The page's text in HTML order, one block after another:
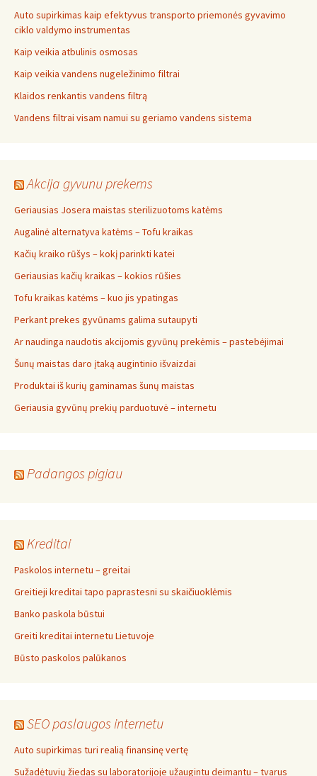
Auto supirkimas kaip efektyvus transporto priemonės gyvavimo
ciklo valdymo instrumentas
Kaip veikia atbulinis osmosas
Kaip veikia vandens nugeležinimo filtrai
Klaidos renkantis vandens filtrą
Vandens filtrai visam namui su geriamo vandens sistema
Akcija gyvunu prekems
Geriausias Josera maistas sterilizuotoms katėms
Augalinė alternatyva katėms – Tofu kraikas
Kačių kraiko rūšys – kokį parinkti katei
Geriausias kačių kraikas – kokios rūšies
Tofu kraikas katėms – kuo jis ypatingas
Perkant prekes gyvūnams galima sutaupyti
Ar naudinga naudotis akcijomis gyvūnų prekėmis – pastebėjimai
Šunų maistas daro įtaką augintinio išvaizdai
Produktai iš kurių gaminamas šunų maistas
Geriausia gyvūnų prekių parduotuvė – internetu
Padangos pigiau
Kreditai
Paskolos internetu – greitai
Greitieji kreditai tapo paprastesni su skaičiuoklėmis
Banko paskola būstui
Greiti kreditai internetu Lietuvoje
Būsto paskolos palūkanos
SEO paslaugos internetu
Auto supirkimas turi realią finansinę vertę
Sužadėtuvių žiedas su laboratorijoje užaugintu deimantu – tvarus